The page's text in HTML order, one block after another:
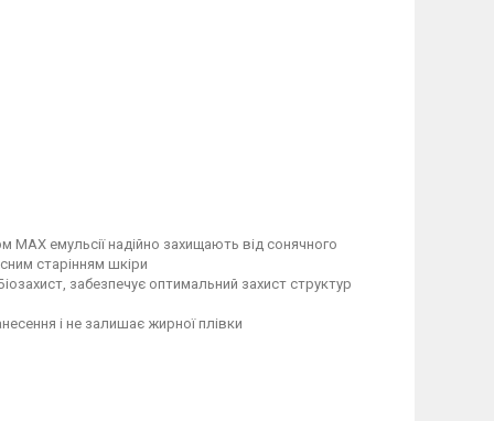
емульсії надійно захищають від сонячного
старінням шкіри
забезпечує оптимальний захист структур
і не залишає жирної плівки